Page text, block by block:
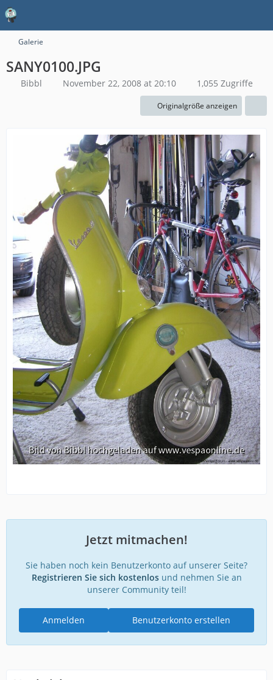
Galerie
SANY0100.JPG
Bibbl November 22, 2008 at 20:10 1,055 Zugriffe
Originalgröße anzeigen
Jetzt mitmachen!
Sie haben noch kein Benutzerkonto auf unserer Seite?
Registrieren Sie sich kostenlosund nehmen Sie an
unserer Community teil!
Benutzerkonto erstellen
Anmelden